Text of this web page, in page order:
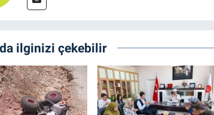
ilginizi çekebilir